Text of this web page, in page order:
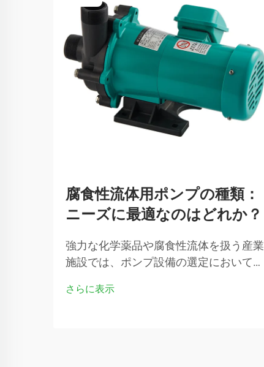
腐食性流体用ポンプの種類：
ニーズに最適なのはどれか？
強力な化学薬品や腐食性流体を扱う産業
施設では、ポンプ設備の選定において極
な選択は、重大な故障、高額なダウンタ
さらに表示